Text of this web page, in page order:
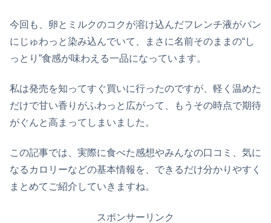
今回も、卵とミルクのコクが溶け込んだフレンチ液がパン
にじゅわっと染み込んでいて、まさに名前そのままの“し
っとり”食感が味わえる一品になっています。
私は発売を知ってすぐ買いに行ったのですが、軽く温めた
だけで甘い香りがふわっと広がって、もうその時点で期待
がぐんと高まってしまいました。
この記事では、実際に食べた感想やみんなの口コミ、気に
なるカロリーなどの基本情報を、できるだけ分かりやすく
まとめてご紹介していきますね。
スポンサーリンク